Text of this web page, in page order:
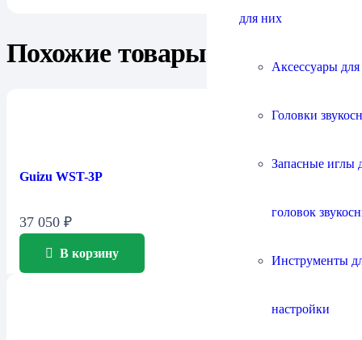
для них
Аксессуары
Головки
Запасные иглы
головок
Инструменты
настройки
Похожие товары
Guizu WST-3P
37 050 ₽
В корзину